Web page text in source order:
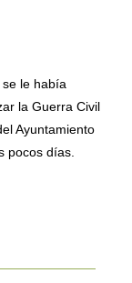
le había
la Guerra Civil
Ayuntamiento
pocos días.